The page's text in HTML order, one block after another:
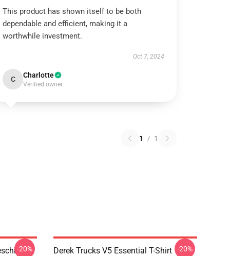
This product has shown itself to be both
dependable and efficient, making it a
worthwhile investment.
Oct 7, 2024
C Charlotte
Verified owner
1 / 1
-20% Derek Trucks V5 Essential T-Shirt -20%